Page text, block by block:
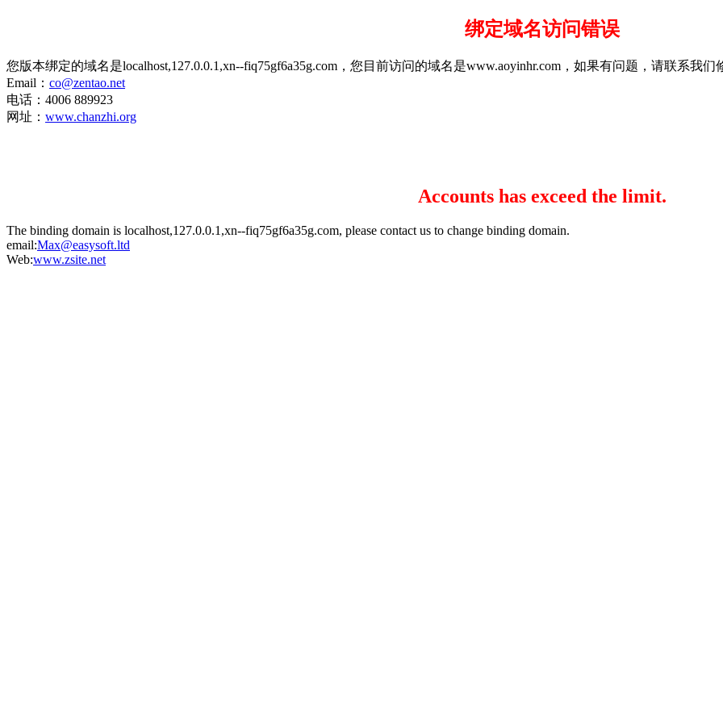
绑定域名访问错误
您版本绑定的域名是localhost,127.0.0.1,xn--fiq75gf6a35g.com，您目前访问的域名是www.aoyinhr.com，如果有问题，请联系我们
Email： co@zentao.net
电话：4006 889923
网址： www.chanzhi.org
Accounts has exceed the limit.
The binding domain is localhost,127.0.0.1,xn--fiq75gf6a35g.com, please contact us to change binding domain.
email:Max@easysoft.ltd
Web:www.zsite.net